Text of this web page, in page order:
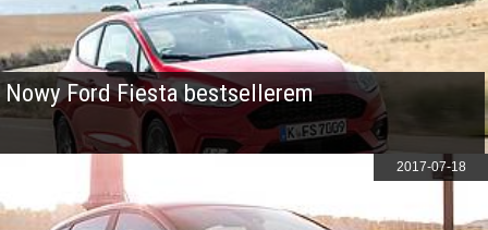
Nowy Ford Fiesta bestsellerem
2017-07-18